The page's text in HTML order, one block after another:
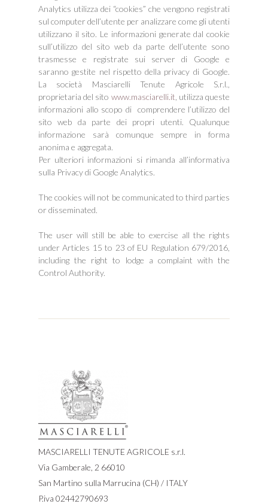
Analytics utilizza dei “cookies” che vengono registrati
sul computer dell’utente per analizzare come gli utenti
utilizzano il sito. Le informazioni generate dal cookie
sull’utilizzo del sito web da parte dell’utente sono
trasmesse e registrate sui server di Google e
saranno gestite nel rispetto della privacy di Google.
La società Masciarelli Tenute Agricole S.r.l.,
proprietaria del sito www.masciarelli.it , utilizza queste
informazioni allo scopo di comprendere l’utilizzo del
sito web da parte dei propri utenti. Qualunque
informazione sarà comunque sempre in forma
anonima e aggregata.
Per ulteriori informazioni si rimanda all’informativa
sulla Privacy di Google Analytics.
The cookies will not be communicated to third parties
or disseminated.
The user will still be able to exercise all the rights
under Articles 15 to 23 of EU Regulation 679/2016,
including the right to lodge a complaint with the
Control Authority.
MASCIARELLI TENUTE AGRICOLE s.r.l.
Via Gamberale, 2 66010
San Martino sulla Marrucina (CH) / ITALY
P.iva 02442790693